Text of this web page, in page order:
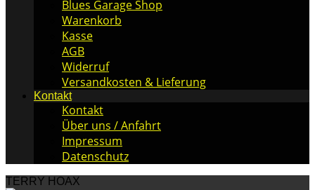
Blues Garage Shop
Warenkorb
Kasse
AGB
Widerruf
Versandkosten & Lieferung
Kontakt
Kontakt
Über uns / Anfahrt
Impressum
Datenschutz
TERRY HOAX